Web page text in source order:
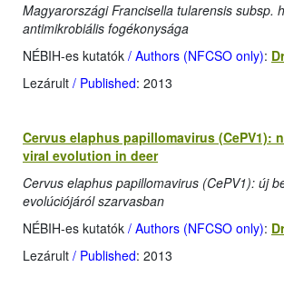
Magyarországi Francisella tularensis subsp.
antimikrobiális fogékonysága
NÉBIH-es kutatók / Authors (NFCSO only):
Lezárult / Published: 2013
Cervus elaphus papillomavirus (CePV1):
viral evolution in deer
Cervus elaphus papillomavirus (CePV1): új
evolúciójáról szarvasban
NÉBIH-es kutatók / Authors (NFCSO only):
Lezárult / Published: 2013